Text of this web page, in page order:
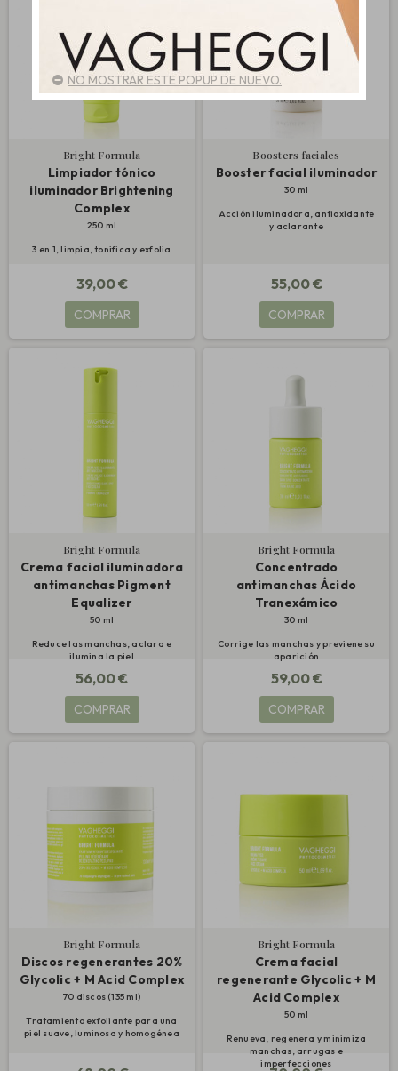
Bright Formula
Limpiador tónico
iluminador Brightening
Complex
250 ml
3 en 1, limpia, tonifica y exfolia
39,00 €
COMPRAR
Boosters faciales
Booster facial iluminador
30 ml
Acción iluminadora, antioxidante
y aclarante
55,00 €
COMPRAR
Bright Formula
Crema facial iluminadora
antimanchas Pigment
Equalizer
50 ml
Reduce las manchas, aclara e
ilumina la piel
56,00 €
COMPRAR
Bright Formula
Concentrado
antimanchas Ácido
Tranexámico
30 ml
Corrige las manchas y previene su
aparición
59,00 €
COMPRAR
Bright Formula
Discos regenerantes 20%
Glycolic + M Acid Complex
70 discos (135 ml)
Tratamiento exfoliante para una
piel suave, luminosa y homogénea
Bright Formula
Crema facial
regenerante Glycolic + M
Acid Complex
50 ml
Renueva, regenera y minimiza
manchas, arrugas e
imperfecciones
NO MOSTRAR ESTE POPUP DE NUEVO.